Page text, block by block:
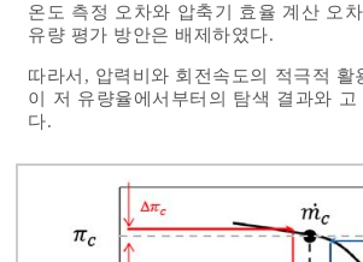
온도 측정 오차와 압축기 효율 계산 오
유량 평가 방안은 배제하였다.
따라서, 압력비와 회전속도의 적극적
이 저 유량율에서부터의 탐색 결과와
다.